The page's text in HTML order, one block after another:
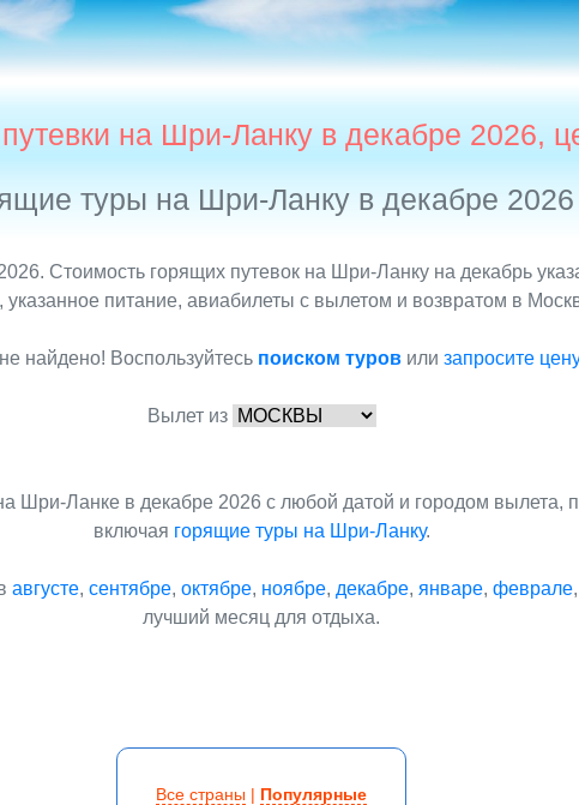
на Шри-Ланку в декабре 2026,
туры на Шри-Ланку в декабре 2026
Стоимость горящих путевок на Шри-Ланку на декабрь
питание, авиабилеты с вылетом и возвратом в
найдено! Воспользуйтесь поиском туров или запросите
Вылет из
Шри-Ланке в декабре 2026 с любой датой и городом вылета,
включая горящие туры на Шри-Ланку.
августе, сентябре, октябре, ноябре, декабре, январе, феврале,
лучший месяц для отдыха.
Все страны | Популярные